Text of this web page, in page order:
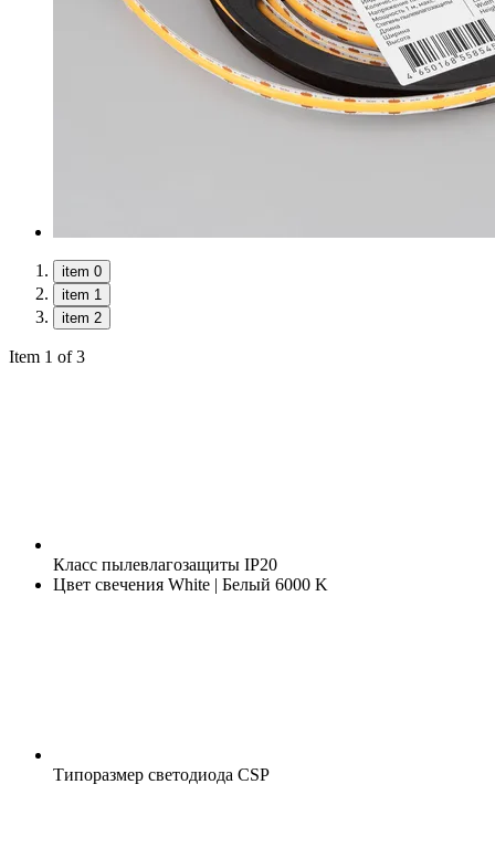
item 0
item 1
item 2
Item 1 of 3
Класс пылевлагозащиты IP20
Цвет свечения White | Белый 6000 K
Типоразмер светодиода CSP